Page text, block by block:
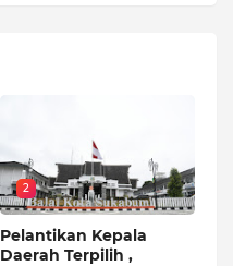
2
Pelantikan Kepala
Daerah Terpilih ,